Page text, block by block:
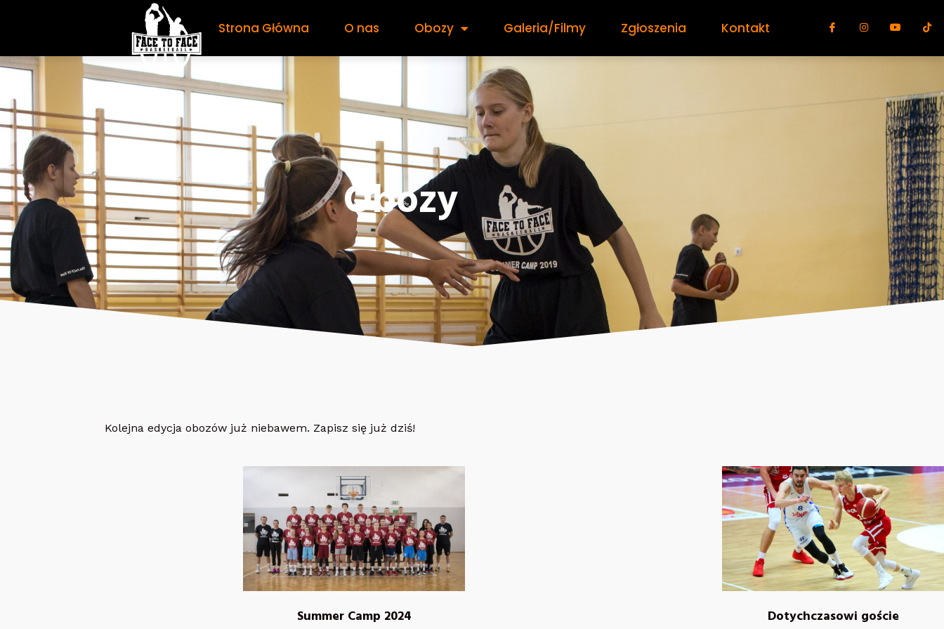
Strona Główna O nas Obozy Galeria/Filmy Zgłoszenia Kontakt
Obozy
Kolejna edycja obozów już niebawem. Zapisz się już dziś!
Summer Camp 2024 Dotychczasowi goście